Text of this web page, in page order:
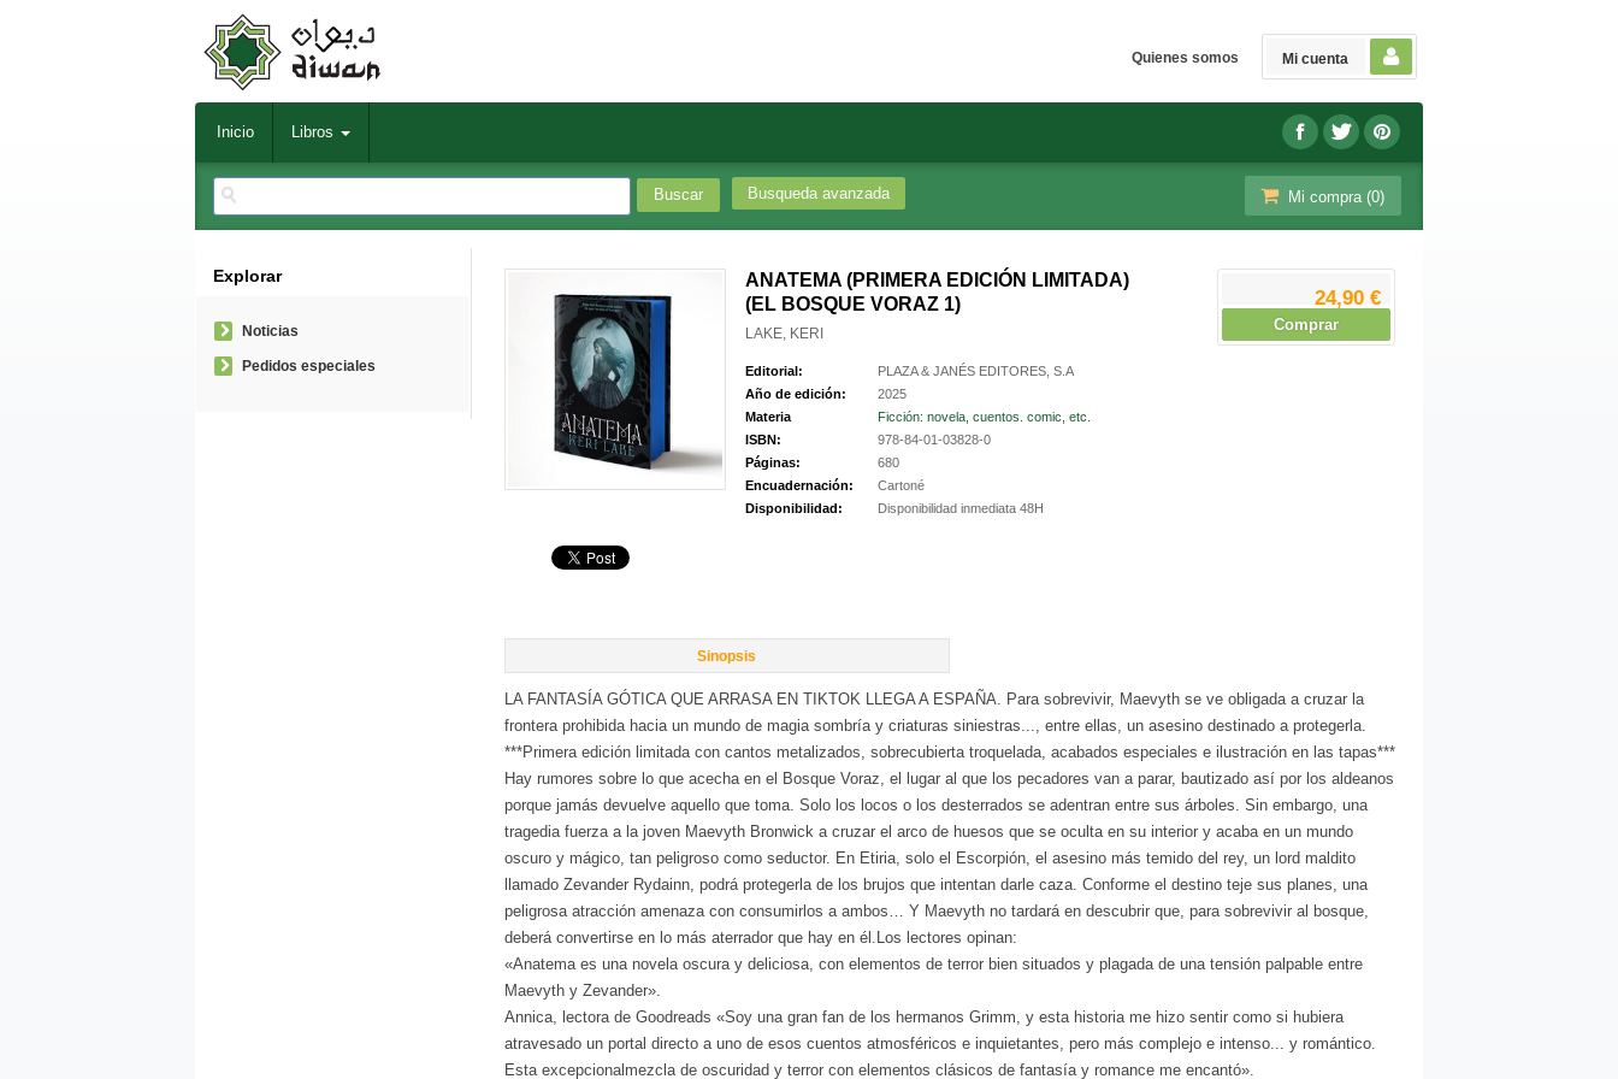
Mi cuenta
Quienes somos
Inicio Libros
Busqueda avanzada Mi compra (0)
ANATEMA (PRIMERA EDICIÓN LIMITADA)
(EL BOSQUE VORAZ 1)
LAKE, KERI
Editorial:
PLAZA & JANÉS EDITORES, S.A
Año de edición:
2025
Materia
Ficción: novela, cuentos. comic, etc.
ISBN:
978-84-01-03828-0
Páginas:
680
Encuadernación:
Cartoné
Disponibilidad:
Disponibilidad inmediata 48H
24,90 €
Comprar
Sinopsis
LA FANTASÍA GÓTICA QUE ARRASA EN TIKTOK LLEGA A ESPAÑA. Para sobrevivir, Maevyth se ve obligada a cruzar la
frontera prohibida hacia un mundo de magia sombría y criaturas siniestras..., entre ellas, un asesino destinado a protegerla.
***Primera edición limitada con cantos metalizados, sobrecubierta troquelada, acabados especiales e ilustración en las tapas***
Hay rumores sobre lo que acecha en el Bosque Voraz, el lugar al que los pecadores van a parar, bautizado así por los aldeanos
porque jamás devuelve aquello que toma. Solo los locos o los desterrados se adentran entre sus árboles. Sin embargo, una
tragedia fuerza a la joven Maevyth Bronwick a cruzar el arco de huesos que se oculta en su interior y acaba en un mundo
oscuro y mágico, tan peligroso como seductor. En Etiria, solo el Escorpión, el asesino más temido del rey, un lord maldito
llamado Zevander Rydainn, podrá protegerla de los brujos que intentan darle caza. Conforme el destino teje sus planes, una
peligrosa atracción amenaza con consumirlos a ambos… Y Maevyth no tardará en descubrir que, para sobrevivir al bosque,
deberá convertirse en lo más aterrador que hay en él.Los lectores opinan:
«Anatema es una novela oscura y deliciosa, con elementos de terror bien situados y plagada de una tensión palpable entre
Maevyth y Zevander».
Annica, lectora de Goodreads «Soy una gran fan de los hermanos Grimm, y esta historia me hizo sentir como si hubiera
atravesado un portal directo a uno de esos cuentos atmosféricos e inquietantes, pero más complejo e intenso... y romántico.
Esta excepcionalmezcla de oscuridad y terror con elementos clásicos de fantasía y romance me encantó».
Explorar
Noticias
Pedidos especiales